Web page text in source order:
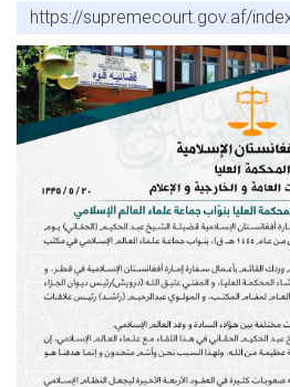
https://supremecourt.gov.af/